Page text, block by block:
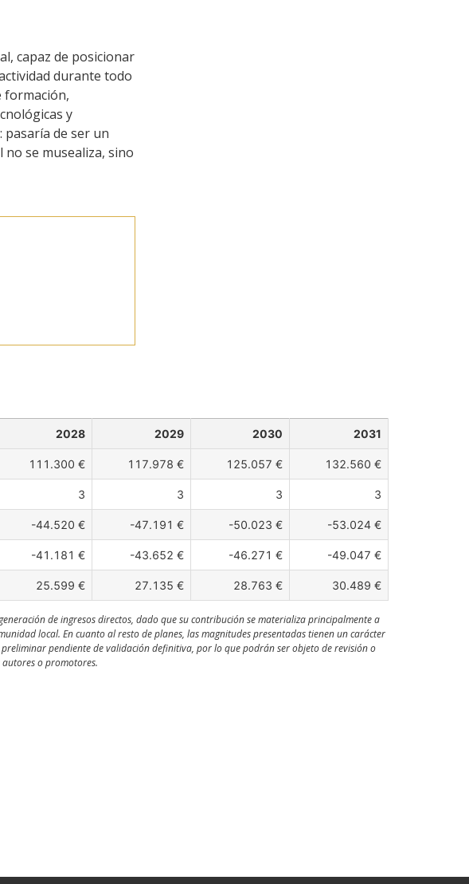
capaz de posicionar
durante todo
formación,
y
de ser un
se musealiza, sino
2028 2029 2030 2031
111.300 € 117.978 € 125.057 € 132.560 €
3 3 3 3
-44.520 € -47.191 € -50.023 € -53.024 €
-41.181 € -43.652 € -46.271 € -49.047 €
25.599 € 27.135 € 28.763 € 30.489 €
de ingresos directos, dado que su contribución se materializa principalmente a
local. En cuanto al resto de planes, las magnitudes presentadas tienen un carácter
pendiente de validación definitiva, por lo que podrán ser objeto de revisión o
o promotores.